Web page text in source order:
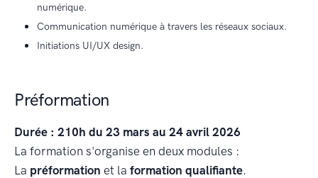
numérique.
Communication numérique à travers les réseaux sociaux.
Initiations UI/UX design.
Préformation
Durée : 210h du 23 mars au 24 avril 2026
La formation s'organise en deux modules :
La préformation et la formation qualifiante.